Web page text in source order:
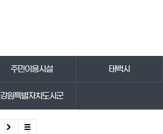
주민이용시설 태백시
강원특별자치도시군